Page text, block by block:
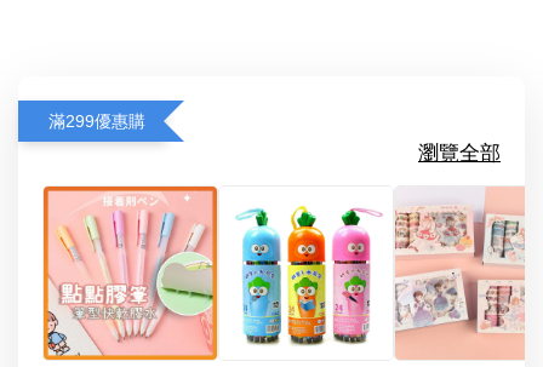
滿299優惠購
瀏覽全部